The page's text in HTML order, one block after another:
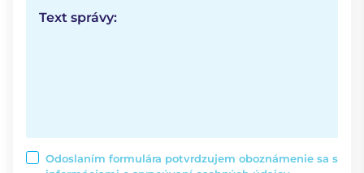
Text správy:
Odoslaním formulára potvrdzujem oboznámenie sa s